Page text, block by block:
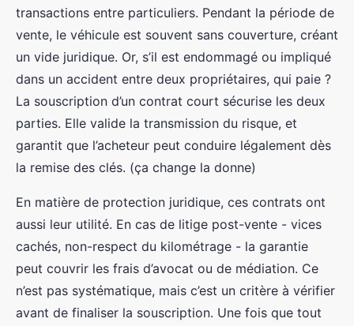
transactions entre particuliers. Pendant la période de
vente, le véhicule est souvent sans couverture, créant
un vide juridique. Or, s’il est endommagé ou impliqué
dans un accident entre deux propriétaires, qui paie ?
La souscription d’un contrat court sécurise les deux
parties. Elle valide la transmission du risque, et
garantit que l’acheteur peut conduire légalement dès
la remise des clés. (ça change la donne)
En matière de protection juridique, ces contrats ont
aussi leur utilité. En cas de litige post-vente - vices
cachés, non-respect du kilométrage - la garantie
peut couvrir les frais d’avocat ou de médiation. Ce
n’est pas systématique, mais c’est un critère à vérifier
avant de finaliser la souscription. Une fois que tout